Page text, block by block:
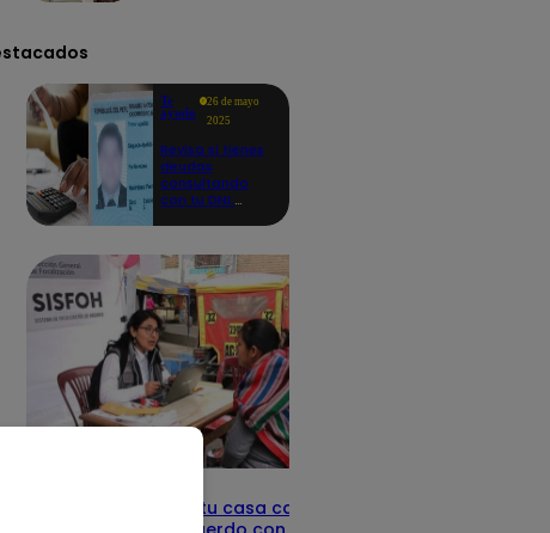
Te
ayudo
26 de mayo
2025
Revisa si tienes
deudas
consultando
con tu DNI:
Revisa con tu DNI si tu casa califica